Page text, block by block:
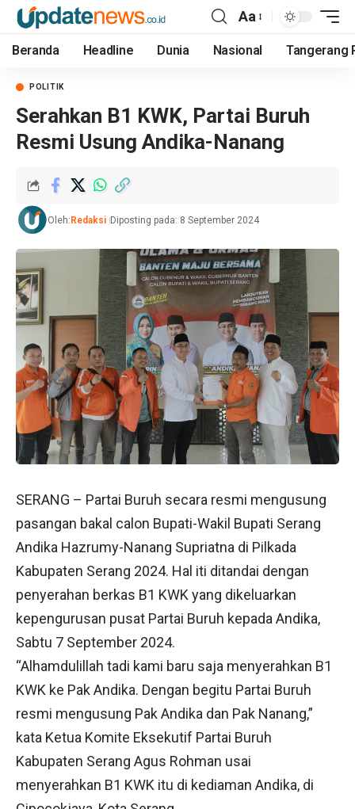
Aa
Beranda Headline Dunia Nasional Tangerang
POLITIK
Serahkan B1 KWK, Partai Buruh
Resmi Usung Andika-Nanang
Oleh: Redaksi Diposting pada: 8 September 2024
SERANG – Partai Buruh secara resmi mengusung
pasangan bakal calon Bupati-Wakil Bupati Serang
Andika Hazrumy-Nanang Supriatna di Pilkada
Kabupaten Serang 2024. Hal iti ditandai dengan
penyerahan berkas B1 KWK yang dikeluarkan
kepengurusan pusat Partai Buruh kepada Andika,
Sabtu 7 September 2024.
“Alhamdulillah tadi kami baru saja menyerahkan B1
KWK ke Pak Andika. Dengan begitu Partai Buruh
resmi mengusung Pak Andika dan Pak Nanang,”
kata Ketua Komite Eksekutif Partai Buruh
Kabupaten Serang Agus Rohman usai
menyerahkan B1 KWK itu di kediaman Andika, di